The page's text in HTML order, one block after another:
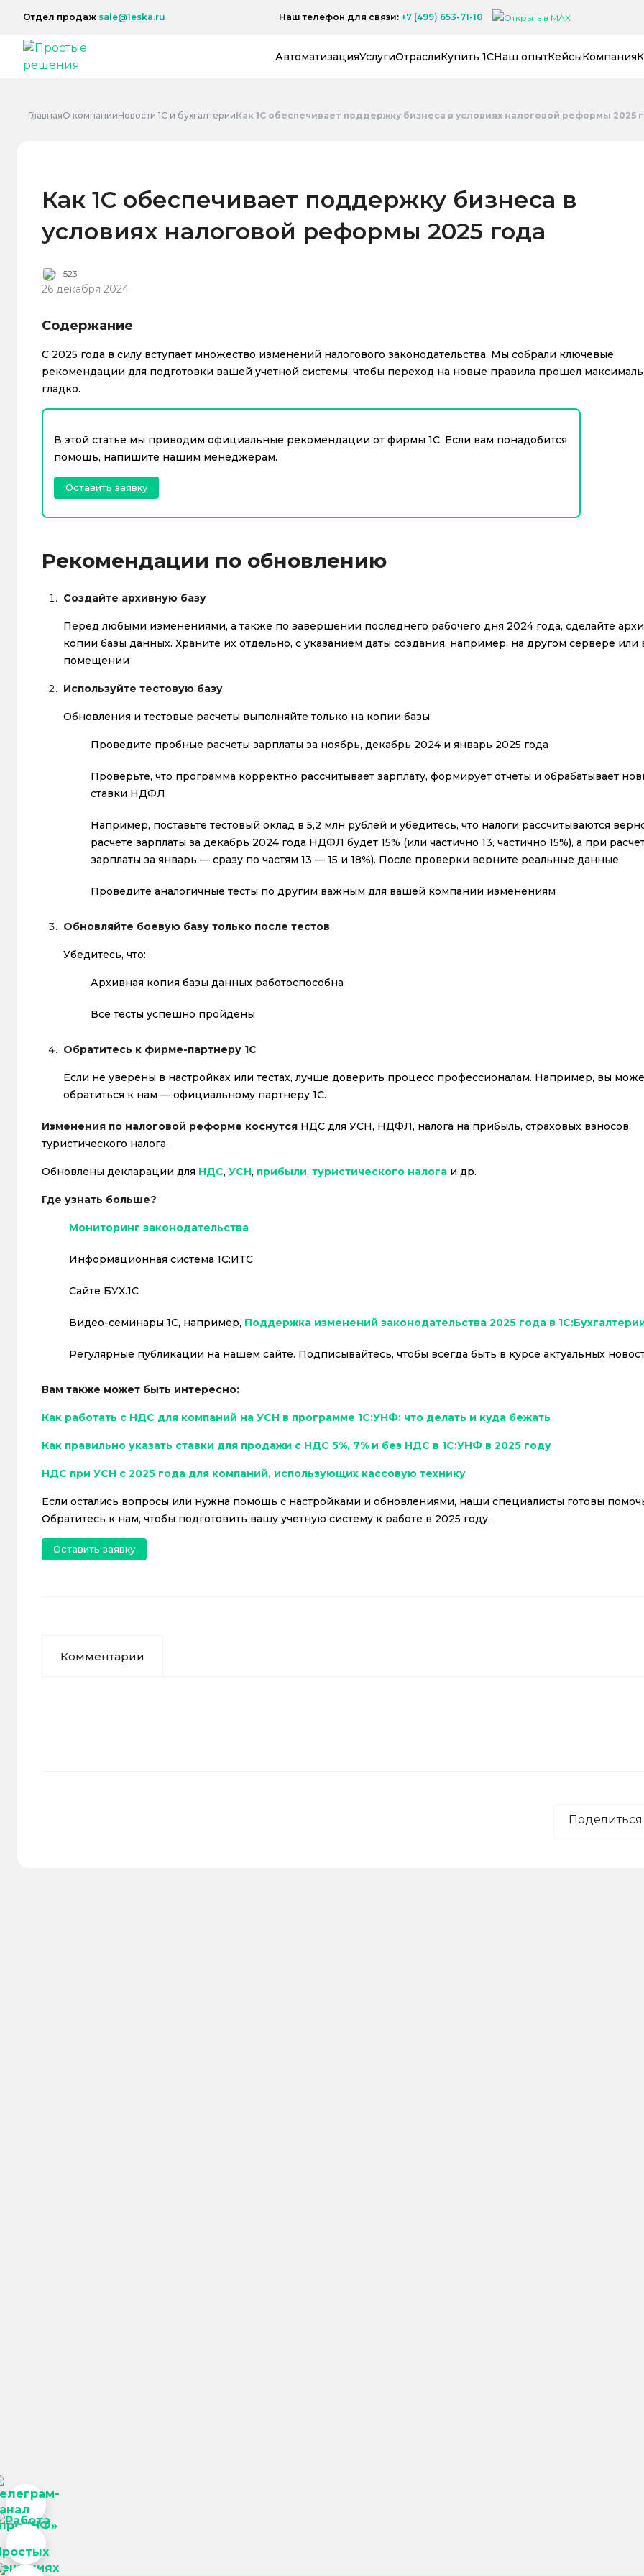
Отдел продаж sale@1eska.ru Наш телефон для связи: +7 (499) 653-71-10
АвтоматизацияУслугиОтраслиКупить 1СНаш опытКейсыКомпания
ГлавнаяО компанииНовости 1С и бухгалтерииКак 1С обеспечивает поддержку бизнеса в условиях налоговой реформы 2025
Как 1С обеспечивает поддержку бизнеса в
условиях налоговой реформы 2025 года
523
26 декабря 2024
Содержание
С 2025 года в силу вступает множество изменений налогового законодательства. Мы собрали ключевые
рекомендации для подготовки вашей учетной системы, чтобы переход на новые правила прошел
гладко.
В этой статье мы приводим официальные рекомендации от фирмы 1С. Если вам понадобится
помощь, напишите нашим менеджерам.
Оставить заявку
Рекомендации по обновлению
Создайте архивную базу
Перед любыми изменениями, а также по завершении последнего рабочего дня 2024 года, сделайте
копии базы данных. Храните их отдельно, с указанием даты создания, например, на другом сервере или
помещении
Используйте тестовую базу
Обновления и тестовые расчеты выполняйте только на копии базы:
Проведите пробные расчеты зарплаты за ноябрь, декабрь 2024 и январь 2025 года
Проверьте, что программа корректно рассчитывает зарплату, формирует отчеты и обрабатывает
ставки НДФЛ
Например, поставьте тестовый оклад в 5,2 млн рублей и убедитесь, что налоги рассчитываются
расчете зарплаты за декабрь 2024 года НДФЛ будет 15% (или частично 13, частично 15%), а при
зарплаты за январь — сразу по частям 13 — 15 и 18%). После проверки верните реальные данные
Проведите аналогичные тесты по другим важным для вашей компании изменениям
Обновляйте боевую базу только после тестов
Убедитесь, что:
Архивная копия базы данных работоспособна
Все тесты успешно пройдены
Обратитесь к фирме-партнеру 1С
Если не уверены в настройках или тестах, лучше доверить процесс профессионалам. Например, вы
обратиться к нам — официальному партнеру 1С.
Изменения по налоговой реформе коснутся НДС для УСН, НДФЛ, налога на прибыль, страховых взносов,
туристического налога.
Обновлены декларации для НДС, УСН, прибыли, туристического налога и др.
Где узнать больше?
Мониторинг законодательства
Информационная система 1С:ИТС
Сайте БУХ.1С
Видео-семинары 1С, например, Поддержка изменений законодательства 2025 года в
Регулярные публикации на нашем сайте. Подписывайтесь, чтобы всегда быть в курсе актуальных
Вам также может быть интересно:
Как работать с НДС для компаний на УСН в программе 1С:УНФ: что делать и куда бежать
Как правильно указать ставки для продажи с НДС 5%, 7% и без НДС в 1С:УНФ в 2025 году
НДС при УСН с 2025 года для компаний, использующих кассовую технику
Если остались вопросы или нужна помощь с настройками и обновлениями, наши специалисты готовы
Обратитесь к нам, чтобы подготовить вашу учетную систему к работе в 2025 году.
Оставить заявку
Комментарии
Поделиться